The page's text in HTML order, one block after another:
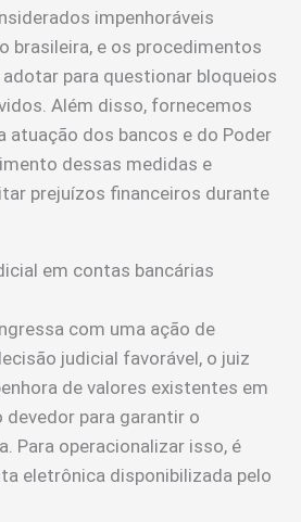
impenhoráveis
brasileira, e os procedimentos
para questionar bloqueios
Além disso, fornecemos
atuação dos bancos e do Poder
dessas medidas e
prejuízos financeiros durante
em contas bancárias
com uma ação de
judicial favorável, o juiz
de valores existentes em
para garantir o
Para operacionalizar isso, é
eletrônica disponibilizada pelo